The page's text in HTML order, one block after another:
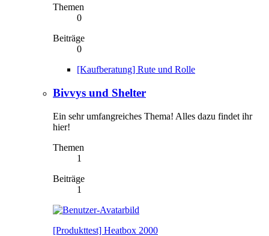
Themen
0
Beiträge
0
[Kaufberatung] Rute und Rolle
Bivvys und Shelter
Ein sehr umfangreiches Thema! Alles dazu findet ihr
hier!
Themen
1
Beiträge
1
[Produkttest] Heatbox 2000